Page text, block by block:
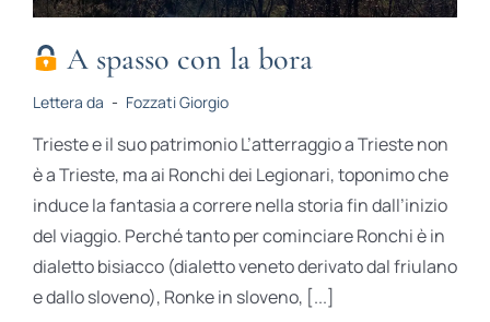
A spasso con la bora
Lettera da - Fozzati Giorgio
Trieste e il suo patrimonio L’atterraggio a Trieste non
è a Trieste, ma ai Ronchi dei Legionari, toponimo che
induce la fantasia a correre nella storia fin dall’inizio
del viaggio. Perché tanto per cominciare Ronchi è in
dialetto bisiacco (dialetto veneto derivato dal friulano
e dallo sloveno), Ronke in sloveno, [...]